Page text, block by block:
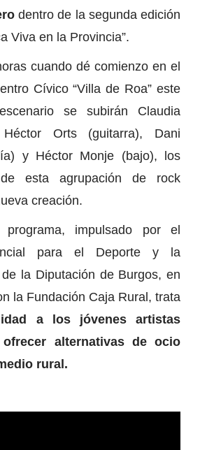
dentro de la segunda edición
Viva en la Provincia”.
cuando dé comienzo en el
Cívico “Villa de Roa” este
se subirán Claudia
Orts (guitarra), Dani
y Héctor Monje (bajo), los
de esta agrupación de rock
creación.
impulsado por el
para el Deporte y la
la Diputación de Burgos, en
la Fundación Caja Rural, trata
a los jóvenes artistas
alternativas de ocio
rural.